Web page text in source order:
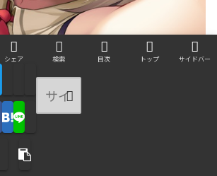
天下統一戦
posted withアプリーチ
シェア 検索 目次 トップ サイドバー